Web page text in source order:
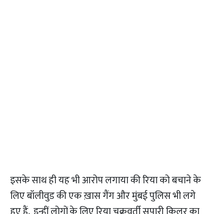
इसके साथ ही यह भी आरोप लगाया की रिया को बचाने के
लिए बॉलीवुड की एक ख़ास गैंग और मुंबई पुलिस भी लगे